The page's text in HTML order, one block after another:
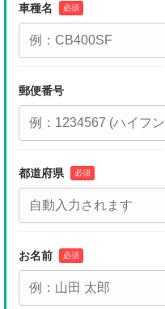
車種名 必須
郵便番号
都道府県 必須
お名前 必須